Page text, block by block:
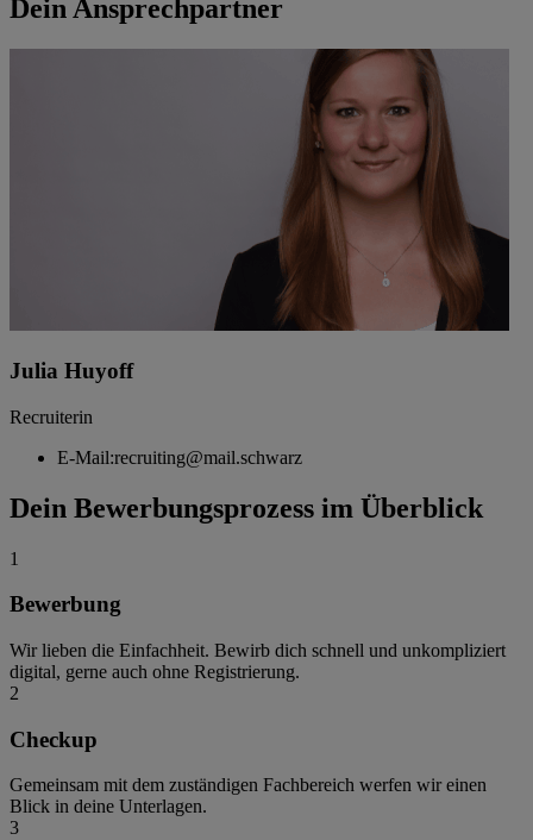
Dein Ansprechpartner
Julia Huyoff
Recruiterin
E-Mail:recruiting@mail.schwarz
Dein Bewerbungsprozess im Überblick
1
Bewerbung
Wir lieben die Einfachheit. Bewirb dich schnell und unkompliziert
digital, gerne auch ohne Registrierung.
2
Checkup
Gemeinsam mit dem zuständigen Fachbereich werfen wir einen
Blick in deine Unterlagen.
3